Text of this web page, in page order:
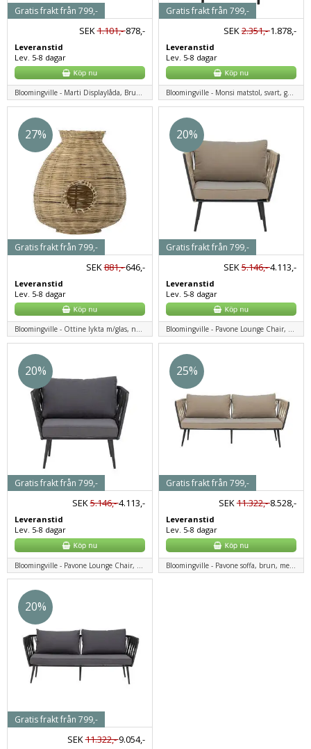
SEK1.101,-878,-
Leveranstid
Lev. 5-8 dagar
Gratis frakt från 799,-
Bloomingville - Marti Displaylåda, Brun, Furu
SEK2.351,-1.878,-
Leveranstid
Lev. 5-8 dagar
Gratis frakt från 799,-
Bloomingville - Monsi matstol, svart, galvaniserat järn
27%
SEK881,-646,-
Leveranstid
Lev. 5-8 dagar
Gratis frakt från 799,-
Bloomingville - Ottine lykta m/glas, natur, bambu
20%
SEK5.146,-4.113,-
Leveranstid
Lev. 5-8 dagar
Gratis frakt från 799,-
Bloomingville - Pavone Lounge Chair, brun, metall
20%
SEK5.146,-4.113,-
Leveranstid
Lev. 5-8 dagar
Gratis frakt från 799,-
25%
SEK11.322,-8.528,-
Leveranstid
Lev. 5-8 dagar
Gratis frakt från 799,-
20%
SEK11.322,-9.054,-
Gratis frakt från 799,-